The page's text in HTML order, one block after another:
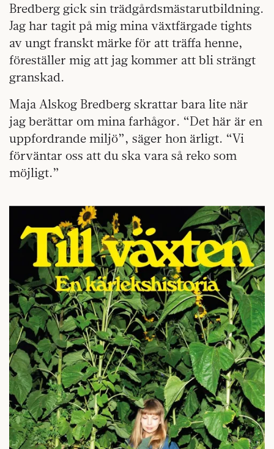
Bredberg gick sin trädgårdsmästarutbildning.
Jag har tagit på mig mina växtfärgade tights
av ungt franskt märke för att träffa henne,
föreställer mig att jag kommer att bli strängt
granskad.
Maja Alskog Bredberg skrattar bara lite när
jag berättar om mina farhågor. “Det här är en
uppfordrande miljö”, säger hon ärligt. “Vi
förväntar oss att du ska vara så reko som
möjligt.”